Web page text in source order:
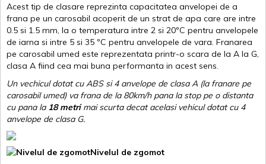
Acest tip de clasare reprezinta capacitatea anvelopei de a
frana pe un carosabil acoperit de un strat de apa care are intre
0.5 si 1.5 mm, la o temperatura intre 2 si 20ºC pentru anvelopele
de iarna si intre 5 si 35 ºC pentru anvelopele de vara. Franarea
pe carosabil umed este reprezentata printr-o scara de la A la G,
clasa A fiind cea mai buna performanta in acest sens.
Un vechicul dotat cu ABS si 4 anvelope de clasa A (la franare pe
carosabil umed) va frana de la 80km/h pana la stop pe o distanta
cu pana la 18 metrimai scurta decat acelasi vehicul dotat cu 4
anvelope de clasa G.
Nivelul de zgomot